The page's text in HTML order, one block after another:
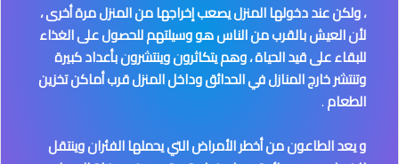
، ولكن عند دخولها المنزل يصعب إخراجها من المنزل مرة أخرى ،
لأن العيش بالقرب من الناس هو وسيلتهم للحصول على الغذاء
للبقاء على قيد الحياة ، وهم يتكاثرون وينتشرون بأعداد كبيرة
وتنتشر خارج المنازل في الحدائق وداخل المنزل قرب أماكن تخزين
الطعام.
و يعد الطاعون من أخطر الأمراض التي يحملها الفئران وينتقل